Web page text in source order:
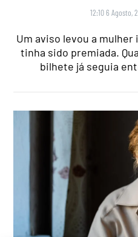
12:10 6 Agosto,
Um aviso levou a mulher
tinha sido premiada.
bilhete já seguia